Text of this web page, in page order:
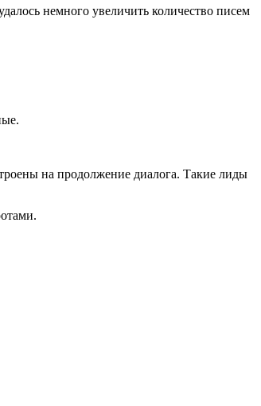
немного увеличить количество писем
на продолжение диалога. Такие лиды